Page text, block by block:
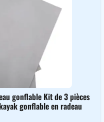
gonflable Kit de 3 pièces
gonflable en radeau